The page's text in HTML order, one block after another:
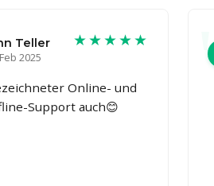
Teller
2025
★★★★★
Online- und
Support auch😊